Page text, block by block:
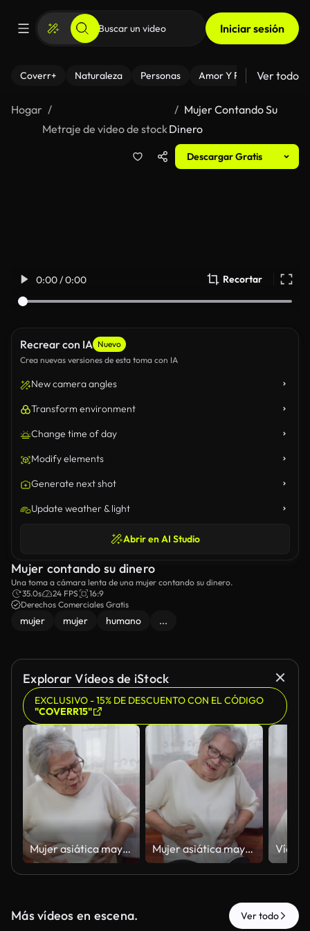
Iniciar sesión
Coverr+ Naturaleza Personas Amor Y Relaciones
Ver todo
Hogar
Metraje de video de stock
Mujer Contando Su
Dinero
Descargar Gratis
0:00 / 0:00 Recortar
Recrear con IA Nuevo
Crea nuevas versiones de esta toma con IA
New camera angles
Transform environment
Change time of day
Modify elements
Generate next shot
Update weather & light
Abrir en AI Studio
Mujer contando su dinero
Una toma a cámara lenta de una mujer contando su dinero.
35.0s
24 FPS
16:9
Derechos Comerciales Gratis
mujer mujer humano ...
Explorar Vídeos de iStock
EXCLUSIVO - 15% DE DESCUENTO CON EL CÓDIGO
"COVERR15"
Mujer asiática mayor sujetándose el estómago con dolor en casa sola Mujer asiática mayor con dolor de estómago severo sujetándose la barriga en casa
Más vídeos en escena. Ver todo